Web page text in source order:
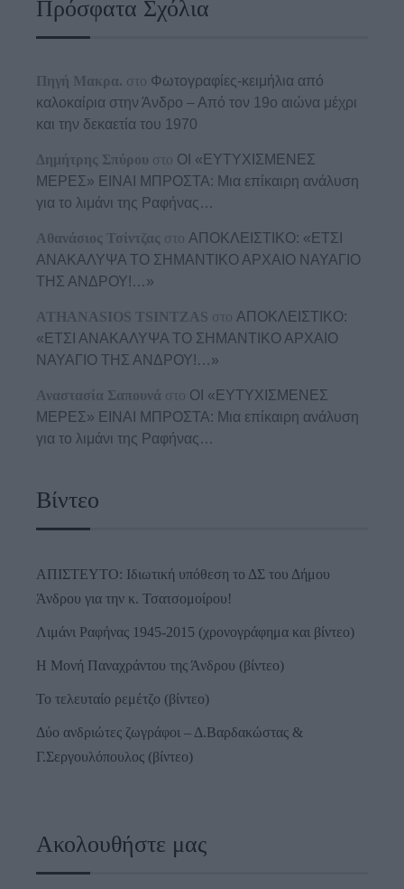
Πρόσφατα Σχόλια
Πηγή Μακρα. στο Φωτογραφίες-κειμήλια από
καλοκαίρια στην Άνδρο – Από τον 19ο αιώνα μέχρι
και την δεκαετία του 1970
Δημήτρης Σπύρου στο ΟΙ «ΕΥΤΥΧΙΣΜΕΝΕΣ
ΜΕΡΕΣ» ΕΙΝΑΙ ΜΠΡΟΣΤΑ: Μια επίκαιρη ανάλυση
για το λιμάνι της Ραφήνας…
Αθανάσιος Τσίντζας στο ΑΠΟΚΛΕΙΣΤΙΚΟ: «ΕΤΣΙ
ΑΝΑΚΑΛΥΨΑ ΤΟ ΣΗΜΑΝΤΙΚΟ ΑΡΧΑΙΟ ΝΑΥΑΓΙΟ
ΤΗΣ ΑΝΔΡΟΥ!…»
ATHANASIOS TSINTZAS στο ΑΠΟΚΛΕΙΣΤΙΚΟ:
«ΕΤΣΙ ΑΝΑΚΑΛΥΨΑ ΤΟ ΣΗΜΑΝΤΙΚΟ ΑΡΧΑΙΟ
ΝΑΥΑΓΙΟ ΤΗΣ ΑΝΔΡΟΥ!…»
Αναστασία Σαπουνά στο ΟΙ «ΕΥΤΥΧΙΣΜΕΝΕΣ
ΜΕΡΕΣ» ΕΙΝΑΙ ΜΠΡΟΣΤΑ: Μια επίκαιρη ανάλυση
για το λιμάνι της Ραφήνας…
Βίντεο
ΑΠΙΣΤΕΥΤΟ: Ιδιωτική υπόθεση το ΔΣ του Δήμου
Άνδρου για την κ. Τσατσομοίρου!
Λιμάνι Ραφήνας 1945-2015 (χρονογράφημα και βίντεο)
Η Μονή Παναχράντου της Άνδρου (βίντεο)
Το τελευταίο ρεμέτζο (βίντεο)
Δύο ανδριώτες ζωγράφοι – Δ.Βαρδακώστας &
Γ.Σεργουλόπουλος (βίντεο)
Ακολουθήστε μας